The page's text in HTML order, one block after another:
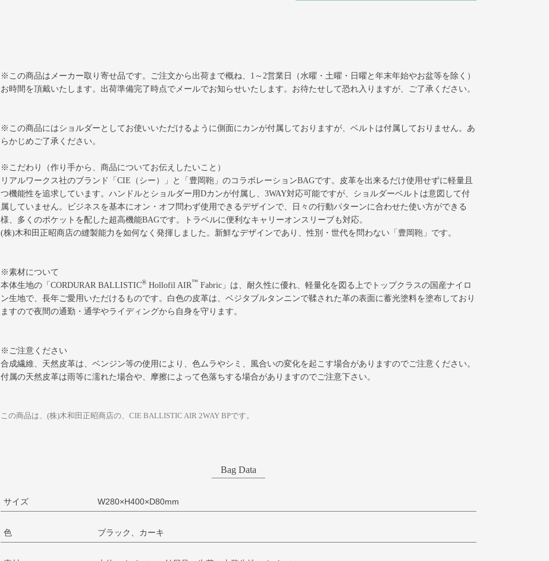
※この商品はメーカー取り寄せ品です。ご注文から出荷まで概ね、1～2営業日（水曜・土曜・日曜と年末年始やお盆等を除く）
お時間を頂戴いたします。出荷準備完了時点でメールでお知らせいたします。お待たせして恐れ入りますが、ご了承ください。
※この商品にはショルダーとしてお使いいただけるように側面にカンが付属しておりますが、ベルトは付属しておりません。あ
らかじめご了承ください。
※こだわり（作り手から、商品についてお伝えしたいこと）
リアルワークス社のブランド「CIE（シー）」と「豊岡鞄」のコラボレーションBAGです。皮革を出来るだけ使用せずに軽量且
つ機能性を追求しています。ハンドルとショルダー用Dカンが付属し、3WAY対応可能ですが、ショルダーベルトは意図して付
属していません。ビジネスを基本にオン・オフ問わず使用できるデザインで、日々の行動パターンに合わせた使い方ができる
様、多くのポケットを配した超高機能BAGです。トラベルに便利なキャリーオンスリーブも対応。
(株)木和田正昭商店の縫製能力を如何なく発揮しました。新鮮なデザインであり、性別・世代を問わない「豊岡鞄」です。
※素材について
本体生地の「CORDURAR BALLISTIC® Hollofil AIR™ Fabric」は、耐久性に優れ、軽量化を図る上でトップクラスの国産ナイロ
ン生地で、長年ご愛用いただけるものです。白色の皮革は、ベジタブルタンニンで鞣された革の表面に蓄光塗料を塗布しており
ますので夜間の通勤・通学やライディングから自身を守ります。
※ご注意ください
合成繊維、天然皮革は、ベンジン等の使用により、色ムラやシミ、風合いの変化を起こす場合がありますのでご注意ください。
付属の天然皮革は雨等に濡れた場合や、摩擦によって色落ちする場合がありますのでご注意下さい。
この商品は、(株)木和田正昭商店の、CIE BALLISTIC AIR 2WAY BPです。
Bag Data
サイズ W280×H400×D80mm
色 ブラック、カーキ